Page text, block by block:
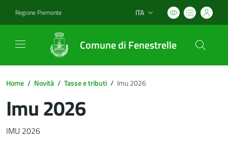
Regione Piemonte Lingua attiva:
ITA
Comune di Fenestrelle
Home / Novità / Tasse e tributi / Imu 2026
Imu 2026
Dettagli del documento
IMU 2026